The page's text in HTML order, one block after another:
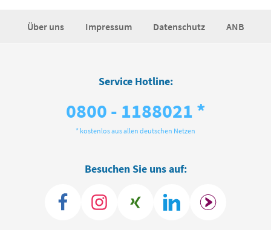
Über uns Impressum Datenschutz ANB
Service Hotline:
0800 - 1188021 *
* kostenlos aus allen deutschen Netzen
Besuchen Sie uns auf: